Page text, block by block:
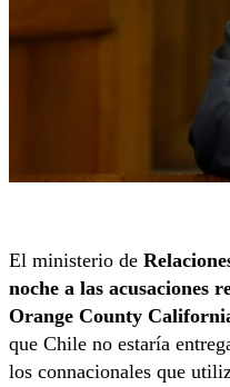
El ministerio de
noche a las acusaciones
Orange County
que Chile no estaría
los connacionales que